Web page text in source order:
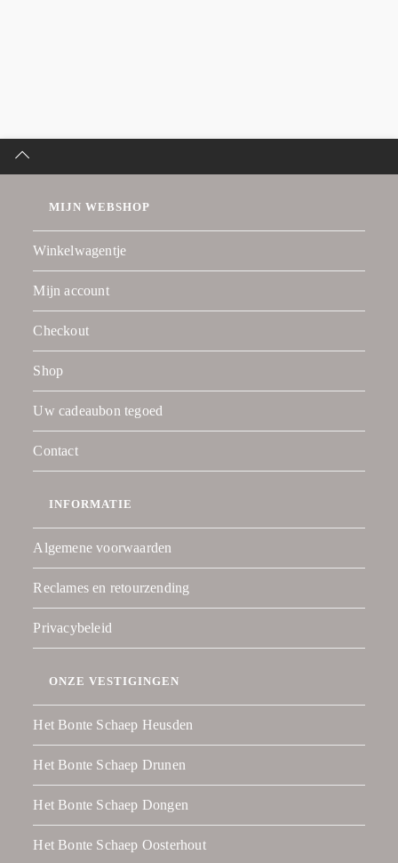
MIJN WEBSHOP
Winkelwagentje
Mijn account
Checkout
Shop
Uw cadeaubon tegoed
Contact
INFORMATIE
Algemene voorwaarden
Reclames en retourzending
Privacybeleid
ONZE VESTIGINGEN
Het Bonte Schaep Heusden
Het Bonte Schaep Drunen
Het Bonte Schaep Dongen
Het Bonte Schaep Oosterhout